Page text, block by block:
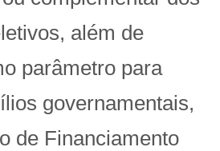
além de
parâmetro para
governamentais,
de Financiamento